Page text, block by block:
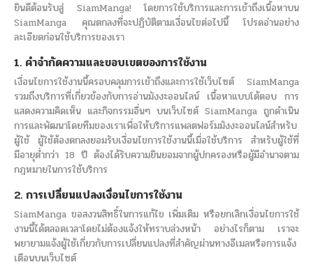
ยินดีต้อนรับสู่ SiamManga! โดยการใช้บริการและการเข้าถึงเนื้อหาบน
SiamManga คุณตกลงที่จะปฏิบัติตามเงื่อนไขต่อไปนี้ โปรดอ่านอย่าง
ละเอียดก่อนใช้บริการของเรา
1. คำจำกัดความและขอบเขตของการใช้งาน
เงื่อนไขการใช้งานนี้ครอบคลุมการเข้าถึงและการใช้เว็บไซต์ SiamManga
รวมถึงบริการที่เกี่ยวข้องกับการอ่านมังงะออนไลน์ เนื้อหาแบบโต้ตอบ การ
แสดงความคิดเห็น และกิจกรรมอื่นๆ บนเว็บไซต์ SiamManga ถูกดำเนิน
การและพัฒนาโดยทีมของเราเพื่อให้บริการแพลตฟอร์มมังงะออนไลน์สำหรับ
ผู้ใช้ ผู้ใช้ต้องตกลงยอมรับเงื่อนไขการใช้งานนี้เมื่อใช้บริการ สำหรับผู้ใช้ที่
มีอายุต่ำกว่า 18 ปี ต้องได้รับความยินยอมจากผู้ปกครองหรือผู้มีอำนาจตาม
กฎหมายในการใช้บริการ
2. การเปลี่ยนแปลงเงื่อนไขการใช้งาน
SiamManga ขอสงวนสิทธิ์ในการแก้ไข เพิ่มเติม หรือยกเลิกเงื่อนไขการใช้
งานนี้ได้ตลอดเวลาโดยไม่ต้องแจ้งให้ทราบล่วงหน้า อย่างไรก็ตาม เราจะ
พยายามแจ้งผู้ใช้เกี่ยวกับการเปลี่ยนแปลงที่สำคัญผ่านทางอีเมลหรือการแจ้ง
เตือนบนเว็บไซต์